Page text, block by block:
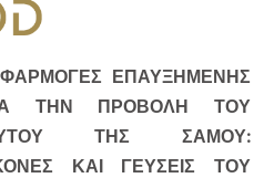
ΕΠΑΥΞΗΜΕΝΗΣ
ΤΗΝ ΠΡΟΒΟΛΗ ΤΟΥ
ΤΗΣ ΣΑΜΟΥ:
ΚΑΙ ΓΕΥΣΕΙΣ ΤΟΥ